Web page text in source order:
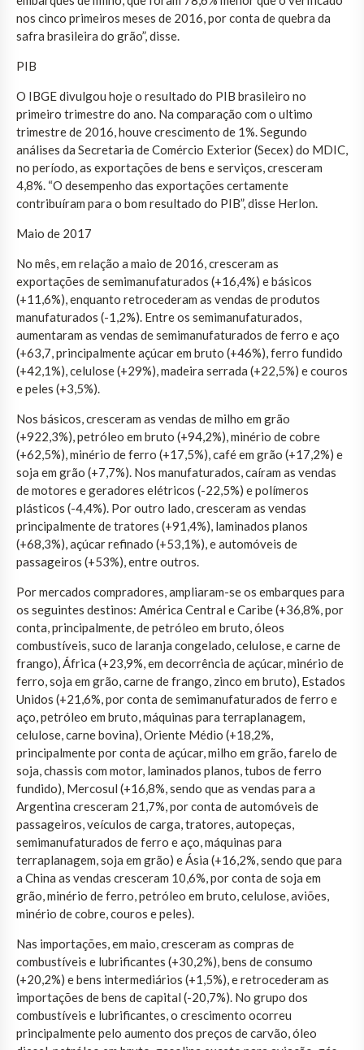
nos cinco primeiros meses de 2016, por conta de quebra da
safra brasileira do grão”, disse.
PIB
O IBGE divulgou hoje o resultado do PIB brasileiro no
primeiro trimestre do ano. Na comparação com o ultimo
trimestre de 2016, houve crescimento de 1%. Segundo
análises da Secretaria de Comércio Exterior (Secex) do MDIC,
no período, as exportações de bens e serviços, cresceram
4,8%. “O desempenho das exportações certamente
contribuíram para o bom resultado do PIB”, disse Herlon.
Maio de 2017
No mês, em relação a maio de 2016, cresceram as
exportações de semimanufaturados (+16,4%) e básicos
(+11,6%), enquanto retrocederam as vendas de produtos
manufaturados (-1,2%). Entre os semimanufaturados,
aumentaram as vendas de semimanufaturados de ferro e aço
(+63,7, principalmente açúcar em bruto (+46%), ferro fundido
(+42,1%), celulose (+29%), madeira serrada (+22,5%) e couros
e peles (+3,5%).
Nos básicos, cresceram as vendas de milho em grão
(+922,3%), petróleo em bruto (+94,2%), minério de cobre
(+62,5%), minério de ferro (+17,5%), café em grão (+17,2%) e
soja em grão (+7,7%). Nos manufaturados, caíram as vendas
de motores e geradores elétricos (-22,5%) e polímeros
plásticos (-4,4%). Por outro lado, cresceram as vendas
principalmente de tratores (+91,4%), laminados planos
(+68,3%), açúcar refinado (+53,1%), e automóveis de
passageiros (+53%), entre outros.
Por mercados compradores, ampliaram-se os embarques para
os seguintes destinos: América Central e Caribe (+36,8%, por
conta, principalmente, de petróleo em bruto, óleos
combustíveis, suco de laranja congelado, celulose, e carne de
frango), África (+23,9%, em decorrência de açúcar, minério de
ferro, soja em grão, carne de frango, zinco em bruto), Estados
Unidos (+21,6%, por conta de semimanufaturados de ferro e
aço, petróleo em bruto, máquinas para terraplanagem,
celulose, carne bovina), Oriente Médio (+18,2%,
principalmente por conta de açúcar, milho em grão, farelo de
soja, chassis com motor, laminados planos, tubos de ferro
fundido), Mercosul (+16,8%, sendo que as vendas para a
Argentina cresceram 21,7%, por conta de automóveis de
passageiros, veículos de carga, tratores, autopeças,
semimanufaturados de ferro e aço, máquinas para
terraplanagem, soja em grão) e Ásia (+16,2%, sendo que para
a China as vendas cresceram 10,6%, por conta de soja em
grão, minério de ferro, petróleo em bruto, celulose, aviões,
minério de cobre, couros e peles).
Nas importações, em maio, cresceram as compras de
combustíveis e lubrificantes (+30,2%), bens de consumo
(+20,2%) e bens intermediários (+1,5%), e retrocederam as
importações de bens de capital (-20,7%). No grupo dos
combustíveis e lubrificantes, o crescimento ocorreu
principalmente pelo aumento dos preços de carvão, óleo